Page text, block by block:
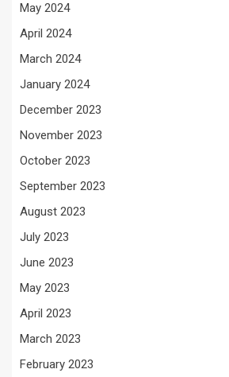
May 2024
April 2024
March 2024
January 2024
December 2023
November 2023
October 2023
September 2023
August 2023
July 2023
June 2023
May 2023
April 2023
March 2023
February 2023